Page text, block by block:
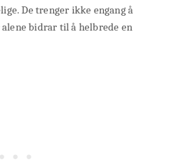
De trenger ikke engang å
bidrar til å helbrede en